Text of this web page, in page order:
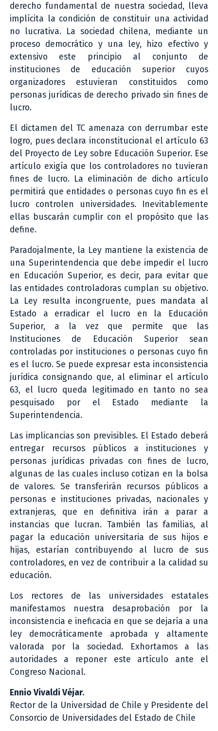
derecho fundamental de nuestra sociedad, lleva
implícita la condición de constituir una actividad
no lucrativa. La sociedad chilena, mediante un
proceso democrático y una ley, hizo efectivo y
extensivo este principio al conjunto de
instituciones de educación superior cuyos
organizadores estuvieran constituidos como
personas jurídicas de derecho privado sin fines de
lucro.
El dictamen del TC amenaza con derrumbar este
logro, pues declara inconstitucional el artículo 63
del Proyecto de Ley sobre Educación Superior. Ese
artículo exigía que los controladores no tuvieran
fines de lucro. La eliminación de dicho artículo
permitirá que entidades o personas cuyo fin es el
lucro controlen universidades. Inevitablemente
ellas buscarán cumplir con el propósito que las
define.
Paradojalmente, la Ley mantiene la existencia de
una Superintendencia que debe impedir el lucro
en Educación Superior, es decir, para evitar que
las entidades controladoras cumplan su objetivo.
La Ley resulta incongruente, pues mandata al
Estado a erradicar el lucro en la Educación
Superior, a la vez que permite que las
Instituciones de Educación Superior sean
controladas por instituciones o personas cuyo fin
es el lucro. Se puede expresar esta inconsistencia
jurídica consignando que, al eliminar el artículo
63, el lucro queda legitimado en tanto no sea
pesquisado por el Estado mediante la
Superintendencia.
Las implicancias son previsibles. El Estado deberá
entregar recursos públicos a instituciones y
personas jurídicas privadas con fines de lucro,
algunas de las cuales incluso cotizan en la bolsa
de valores. Se transferirán recursos públicos a
personas e instituciones privadas, nacionales y
extranjeras, que en definitiva irán a parar a
instancias que lucran. También las familias, al
pagar la educación universitaria de sus hijos e
hijas, estarían contribuyendo al lucro de sus
controladores, en vez de contribuir a la calidad su
educación.
Los rectores de las universidades estatales
manifestamos nuestra desaprobación por la
inconsistencia e ineficacia en que se dejaría a una
ley democráticamente aprobada y altamente
valorada por la sociedad. Exhortamos a las
autoridades a reponer este artículo ante el
Congreso Nacional.
Ennio Vivaldi Véjar.
Rector de la Universidad de Chile y Presidente del
Consorcio de Universidades del Estado de Chile